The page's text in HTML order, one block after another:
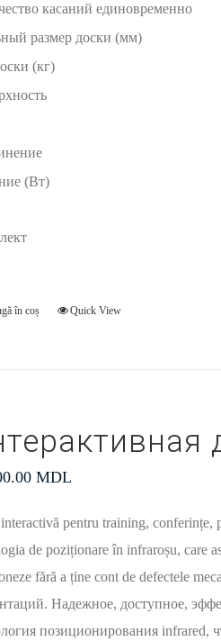
касаний единовременно
размер доски (мм)
(кг)
(Вт)
în coș Quick View
MDL
pentru training,
de poziționare în infraroșu, care
fără a ține cont de defectele
Надежное, доступное,
позиционирования infrared,